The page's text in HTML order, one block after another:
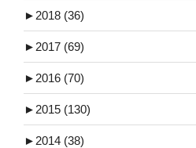
► 2018 (36)
► 2017 (69)
► 2016 (70)
► 2015 (130)
► 2014 (38)